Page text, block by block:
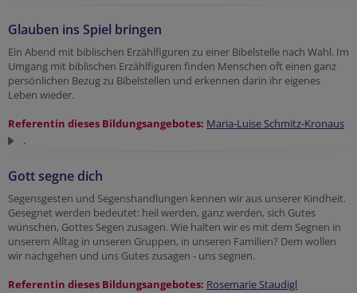
Glauben ins Spiel bringen
Ein Abend mit biblischen Erzählfiguren zu einer Bibelstelle nach Wahl. Im
Umgang mit biblischen Erzählfiguren finden Menschen oft einen ganz
persönlichen Bezug zu Bibelstellen und erkennen darin ihr eigenes
Leben wieder.
Referentin dieses Bildungsangebotes: Maria-Luise Schmitz-Kronaus
.
Gott segne dich
Segensgesten und Segenshandlungen kennen wir aus unserer Kindheit.
Gesegnet werden bedeutet: heil werden, ganz werden, sich Gutes
wünschen, Gottes Segen zusagen. Wie halten wir es mit dem Segnen in
unserem Alltag in unseren Gruppen, in unseren Familien? Dem wollen
wir nachgehen und uns Gutes zusagen - uns segnen.
Referentin dieses Bildungsangebotes: Rosemarie Staudigl